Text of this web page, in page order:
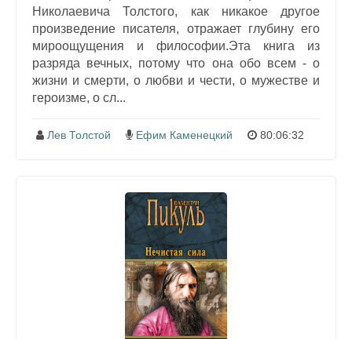
Николаевича Толстого, как никакое другое
произведение писателя, отражает глубину его
мироощущения и философии.Эта книга из
разряда вечных, потому что она обо всем - о
жизни и смерти, о любви и чести, о мужестве и
героизме, о сл...
Лев Толстой Ефим Каменецкий 80:06:32